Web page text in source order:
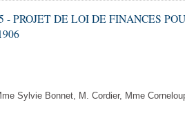
- PROJET DE LOI DE FINANCES
Sylvie Bonnet, M. Cordier, Mme